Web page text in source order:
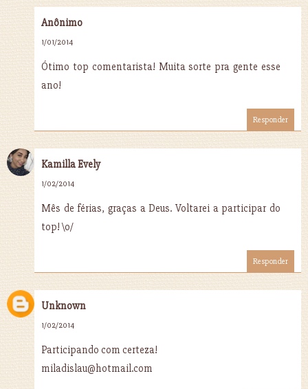
Anônimo
1/01/2014
Ótimo top comentarista! Muita sorte pra gente esse
ano!
Responder
Kamilla Evely
1/02/2014
Mês de férias, graças a Deus. Voltarei a participar do
top! \o/
Responder
Unknown
1/02/2014
Participando com certeza!
miladislau@hotmail.com